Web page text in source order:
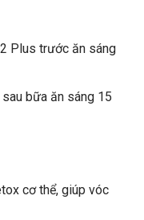
Plus trước ăn sáng
bữa ăn sáng 15
cơ thể, giúp vóc